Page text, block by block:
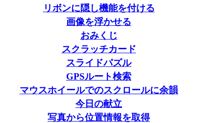
リボンに隠し機能を付ける
画像を浮かせる
おみくじ
スクラッチカード
スライドパズル
GPSルート検索
マウスホイールでのスクロールに余韻
今日の献立
写真から位置情報を取得